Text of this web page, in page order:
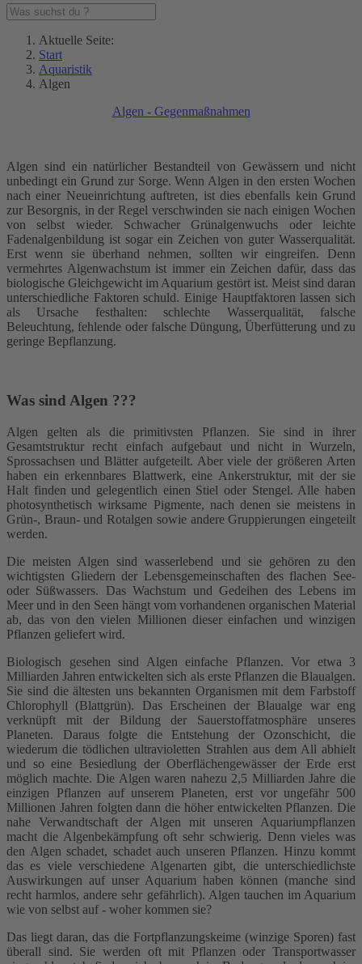
Aktuelle Seite:
Start
Aquaristik
Algen
Algen - Gegenmaßnahmen
Algen sind ein natürlicher Bestandteil von Gewässern und nicht
unbedingt ein Grund zur Sorge. Wenn Algen in den ersten Wochen
nach einer Neueinrichtung auftreten, ist dies ebenfalls kein Grund
zur Besorgnis, in der Regel verschwinden sie nach einigen Wochen
von selbst wieder. Schwacher Grünalgenwuchs oder leichte
Fadenalgenbildung ist sogar ein Zeichen von guter Wasserqualität.
Erst wenn sie überhand nehmen, sollten wir eingreifen. Denn
vermehrtes Algenwachstum ist immer ein Zeichen dafür, dass das
biologische Gleichgewicht im Aquarium gestört ist. Meist sind daran
unterschiedliche Faktoren schuld. Einige Hauptfaktoren lassen sich
als Ursache festhalten: schlechte Wasserqualität, falsche
Beleuchtung, fehlende oder falsche Düngung, Überfütterung und zu
geringe Bepflanzung.
Was sind Algen ???
Algen gelten als die primitivsten Pflanzen. Sie sind in ihrer
Gesamtstruktur recht einfach aufgebaut und nicht in Wurzeln,
Sprossachsen und Blätter aufgeteilt. Aber viele der größeren Arten
haben ein erkennbares Blattwerk, eine Ankerstruktur, mit der sie
Halt finden und gelegentlich einen Stiel oder Stengel. Alle haben
photosynthetisch wirksame Pigmente, nach denen sie meistens in
Grün-, Braun- und Rotalgen sowie andere Gruppierungen eingeteilt
werden.
Die meisten Algen sind wasserlebend und sie gehören zu den
wichtigsten Gliedern der Lebensgemeinschaften des flachen See-
oder Süßwassers. Das Wachstum und Gedeihen des Lebens im
Meer und in den Seen hängt vom vorhandenen organischen Material
ab, das von den vielen Millionen dieser einfachen und winzigen
Pflanzen geliefert wird.
Biologisch gesehen sind Algen einfache Pflanzen. Vor etwa 3
Milliarden Jahren entwickelten sich als erste Pflanzen die Blaualgen.
Sie sind die ältesten uns bekannten Organismen mit dem Farbstoff
Chlorophyll (Blattgrün). Das Erscheinen der Blaualge war eng
verknüpft mit der Bildung der Sauerstoffatmosphäre unseres
Planeten. Daraus folgte die Entstehung der Ozonschicht, die
wiederum die tödlichen ultravioletten Strahlen aus dem All abhielt
und so eine Besiedlung der Oberflächengewässer der Erde erst
möglich machte. Die Algen waren nahezu 2,5 Milliarden Jahre die
einzigen Pflanzen auf unserem Planeten, erst vor ungefähr 500
Millionen Jahren folgten dann die höher entwickelten Pflanzen. Die
nahe Verwandtschaft der Algen mit unseren Aquariumpflanzen
macht die Algenbekämpfung oft sehr schwierig. Denn vieles was
den Algen schadet, schadet auch unseren Pflanzen. Hinzu kommt
das es viele verschiedene Algenarten gibt, die unterschiedlichste
Auswirkungen auf unser Aquarium haben können (manche sind
recht harmlos, andere sehr gefährlich). Algen tauchen im Aquarium
wie von selbst auf - woher kommen sie?
Das liegt daran, das die Fortpflanzungskeime (winzige Sporen) fast
überall sind. Sie werden oft mit Pflanzen oder Transportwasser